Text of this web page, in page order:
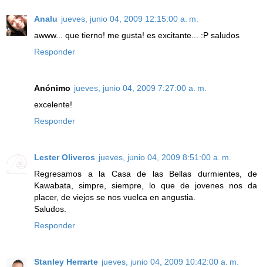
Analu jueves, junio 04, 2009 12:15:00 a. m.
awww... que tierno! me gusta! es excitante... :P saludos
Responder
Anónimo jueves, junio 04, 2009 7:27:00 a. m.
excelente!
Responder
Lester Oliveros jueves, junio 04, 2009 8:51:00 a. m.
Regresamos a la Casa de las Bellas durmientes, de
Kawabata, simpre, siempre, lo que de jovenes nos da
placer, de viejos se nos vuelca en angustia.
Saludos.
Responder
Stanley Herrarte jueves, junio 04, 2009 10:42:00 a. m.